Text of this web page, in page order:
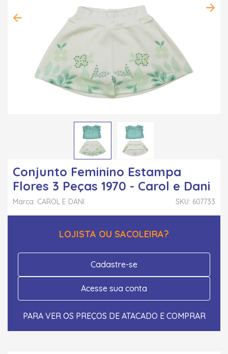
Conjunto Feminino Estampa
Flores 3 Peças 1970 - Carol e Dani
SKU: 607733
Marca: CAROL E DANI
LOJISTA OU SACOLEIRA?
Cadastre-se
Acesse sua conta
PARA VER OS PREÇOS DE ATACADO E COMPRAR